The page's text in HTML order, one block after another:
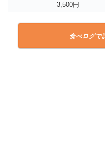
3,500円
食べログで